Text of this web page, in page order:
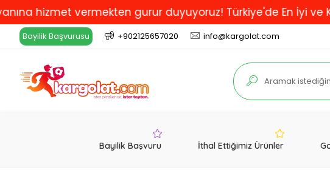
vermekten gurur duyuyoruz! Türkiye'de En İyi ve Kaliteli
Bayilik Başvurusu +902125657020 info@kargolat.com
Bayilik Başvuru İthal Ettiğimiz Ürünler